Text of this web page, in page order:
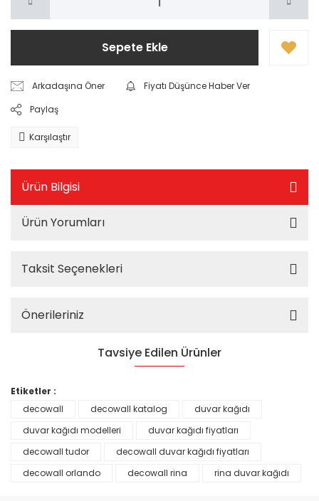
Sepete Ekle
Arkadaşına Öner
Fiyatı Düşünce Haber Ver
Paylaş
Karşılaştır
Ürün Bilgisi
Ürün Yorumları
Taksit Seçenekleri
Önerileriniz
Tavsiye Edilen Ürünler
Etiketler :
decowall
decowall katalog
duvar kağıdı
duvar kağıdı modelleri
duvar kağıdı fiyatları
decowall tudor
decowall duvar kağıdı fiyatları
decowall orlando
decowall rina rina duvar kağıdı